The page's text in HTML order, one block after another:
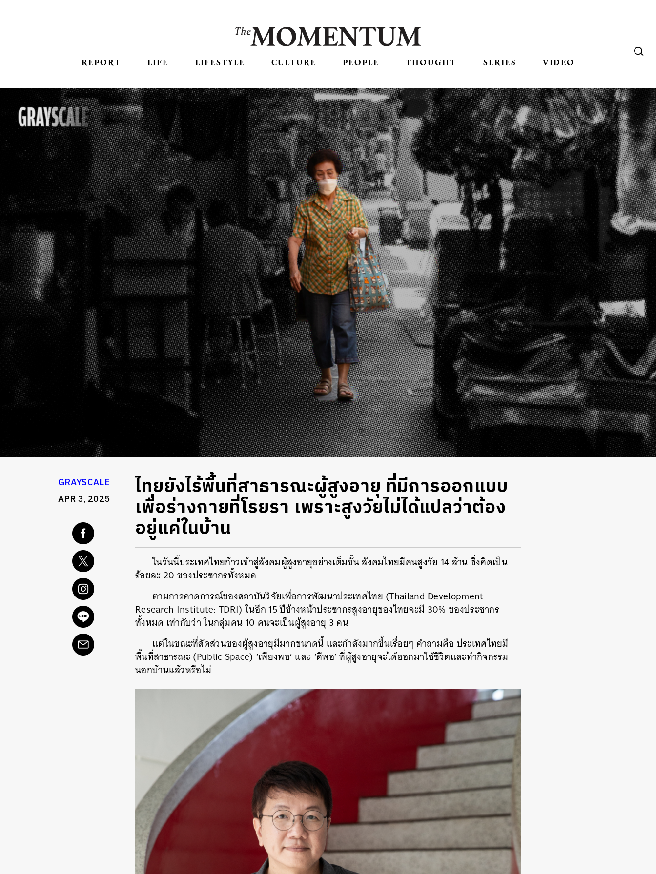
REPORT LIFE LIFESTYLE CULTURE PEOPLE THOUGHT SERIES VIDEO
GRAYSCALE
APR 3, 2025
ไทยยังไร้พื้นที่สาธารณะผู้สูงอายุ ที่มีการออกแบบ
เพื่อร่างกายที่โรยรา เพราะสูงวัยไม่ได้แปลว่าต้อง
อยู่แค่ในบ้าน
ในวันนี้ประเทศไทยก้าวเข้าสู่สังคมผู้สูงอายุอย่างเต็มขั้น สังคมไทยมีคนสูงวัย 14 ล้าน ซึ่งคิดเป็น
ร้อยละ 20 ของประชากรทั้งหมด
ตามการคาดการณ์ของสถาบันวิจัยเพื่อการพัฒนาประเทศไทย (Thailand Development
Research Institute: TDRI) ในอีก 15 ปีข้างหน้าประชากรสูงอายุของไทยจะมี 30% ของประชากร
ทั้งหมด เท่ากับว่า ในกลุ่มคน 10 คนจะเป็นผู้สูงอายุ 3 คน
แต่ในขณะที่สัดส่วนของผู้สูงอายุมีมากขนาดนี้ และกำลังมากขึ้นเรื่อยๆ คำถามคือ ประเทศไทยมี
พื้นที่สาธารณะ (Public Space) ‘เพียงพอ’ และ ‘ดีพอ’ ที่ผู้สูงอายุจะได้ออกมาใช้ชีวิตและทำกิจกรรม
นอกบ้านแล้วหรือไม่